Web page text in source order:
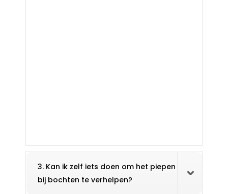
3. Kan ik zelf iets doen om het piepen
bij bochten te verhelpen?